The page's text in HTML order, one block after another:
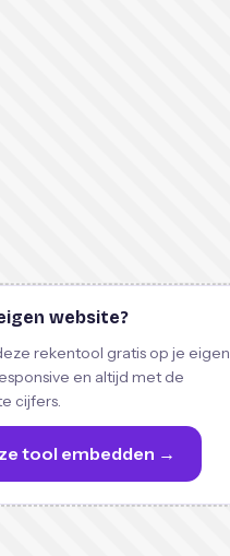
website?
rekentool gratis op je eigen
en altijd met de
cijfers.
tool embedden →